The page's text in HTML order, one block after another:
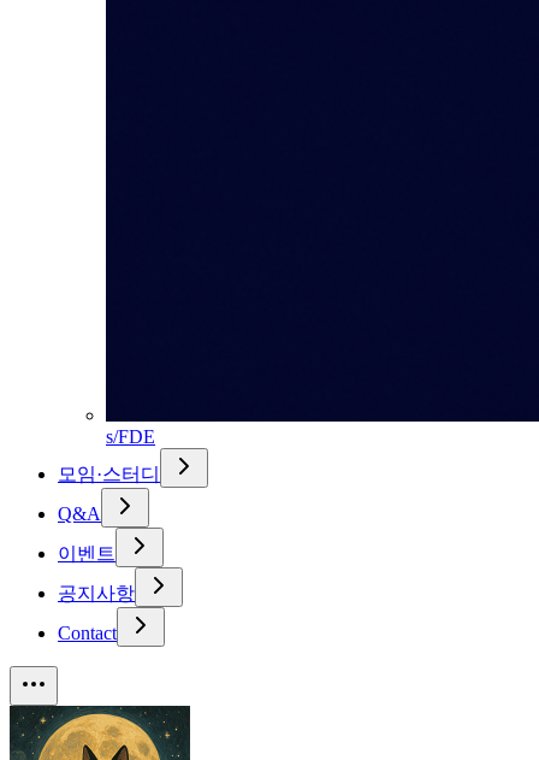
s/FDE
모임·스터디
Q&A
이벤트
공지사항
Contact